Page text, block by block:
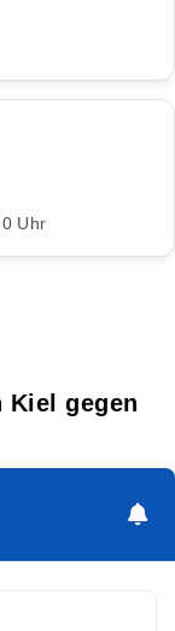
Uhr
gegen